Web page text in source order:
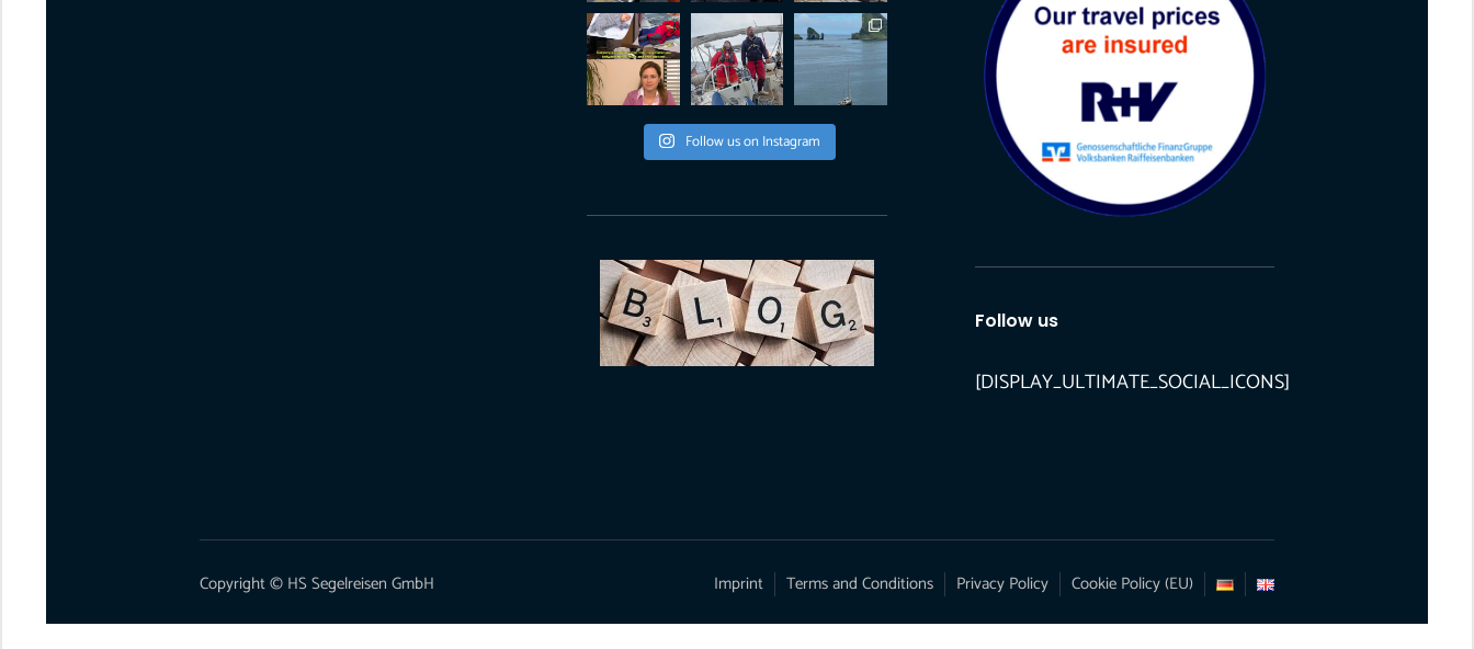
Follow us on Instagram
Follow us
[DISPLAY_ULTIMATE_SOCIAL_ICONS]
Copyright © HS Segelreisen GmbH Imprint Terms and Conditions Privacy Policy Cookie Policy (EU)